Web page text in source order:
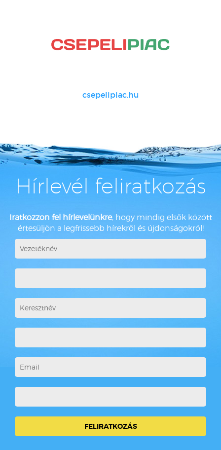
csepelipiac.hu
Hírlevél feliratkozás
Iratkozzon fel hírlevelünkre, hogy mindig elsők között
értesüljön a legfrissebb hírekről és újdonságokról!